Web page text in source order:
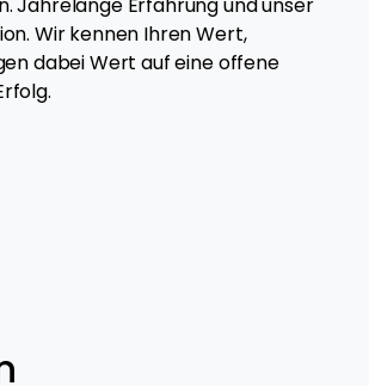
Wir kennen Ihren Wert,
dabei Wert auf eine offene